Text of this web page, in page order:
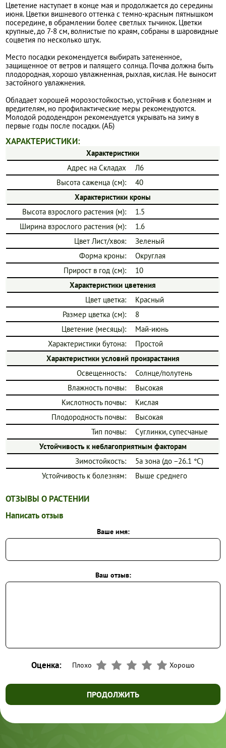
Цветение наступает в конце мая и продолжается до середины
июня. Цветки вишневого оттенка с темно-красным пятнышком
посередине, в обрамлении более светлых тычинок. Цветки
крупные, до 7-8 см, волнистые по краям, собраны в шаровидные
соцветия по несколько штук.
Место посадки рекомендуется выбирать затененное,
защищенное от ветров и палящего солнца. Почва должна быть
плодородная, хорошо увлажненная, рыхлая, кислая. Не выносит
застойного увлажнения.
Обладает хорошей морозостойкостью, устойчив к болезням и
вредителям, но профилактические меры рекомендуются.
Молодой рододендрон рекомендуется укрывать на зиму в
первые годы после посадки. (АБ)
ХАРАКТЕРИСТИКИ:
Характеристики
Адрес на Складах
Л6
Высота саженца (см):
40
Характеристики кроны
Высота взрослого растения (м):
1.5
Ширина взрослого растения (м):
1.6
Цвет Лист/хвоя:
Зеленый
Форма кроны:
Округлая
Прирост в год (см):
10
Характеристики цветения
Цвет цветка:
Красный
Размер цветка (см):
8
Цветение (месяцы):
Май-июнь
Характеристики бутона:
Простой
Характеристики условий произрастания
Освещенность:
Солнце/полутень
Влажность почвы:
Высокая
Кислотность почвы:
Кислая
Плодородность почвы:
Высокая
Тип почвы:
Суглинки, супесчаные
Устойчивость к неблагоприятным факторам
Зимостойкость:
5a зона (до −26.1 °C)
Устойчивость к болезням:
Выше среднего
ОТЗЫВЫ О РАСТЕНИИ
Написать отзыв
Ваше имя:
Ваш отзыв:
Оценка: Плохо Хорошо
ПРОДОЛЖИТЬ